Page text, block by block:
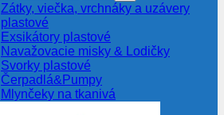
Zátky, viečka, vrchnáky a uzávery
plastové
Exsikátory plastové
Navažovacie misky & Lodičky
Svorky plastové
Čerpadlá&Pumpy
Mlynčeky na tkanivá